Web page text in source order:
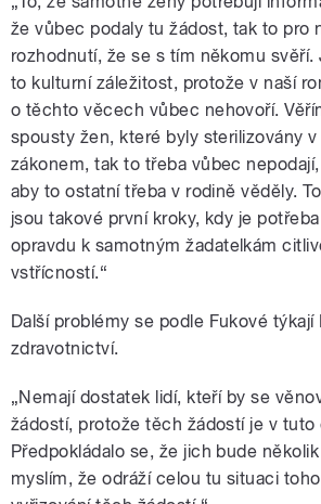
že vůbec podaly tu žádost, tak to pro
rozhodnutí, že se s tím někomu
to kulturní záležitost, protože v naší
o těchto věcech vůbec nehovoří.
spousty žen, které byly sterilizovány
zákonem, tak to třeba vůbec
aby to ostatní třeba v rodině věděly.
jsou takové první kroky, kdy je
opravdu k samotným žadatelkám
vstřícností.“
Další problémy se podle Fukové
zdravotnictví.
„Nemají dostatek lidí, kteří by se
žádostí, protože těch žádostí je v tuto
Předpokládalo se, že jich bude
myslím, že odráží celou tu situaci